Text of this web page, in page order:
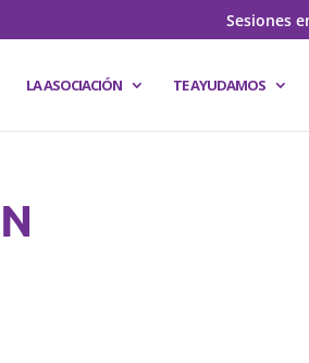
Sesiones
LA ASOCIACIÓN TE AYUDAMOS